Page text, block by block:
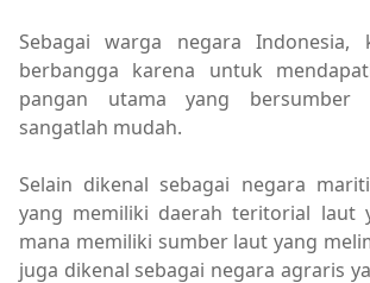
Sebagai warga negara Indonesia,
berbangga karena untuk
pangan utama yang bersumber
sangatlah mudah.
Selain dikenal sebagai negara
yang memiliki daerah teritorial laut
mana memiliki sumber laut yang
juga dikenal sebagai negara agraris